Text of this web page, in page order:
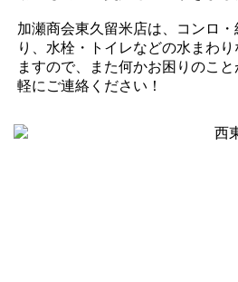
加瀬商会東久留米店は、コンロ
り、水栓・トイレなどの水まわ
ますので、また何かお困りのこ
軽にご連絡ください！